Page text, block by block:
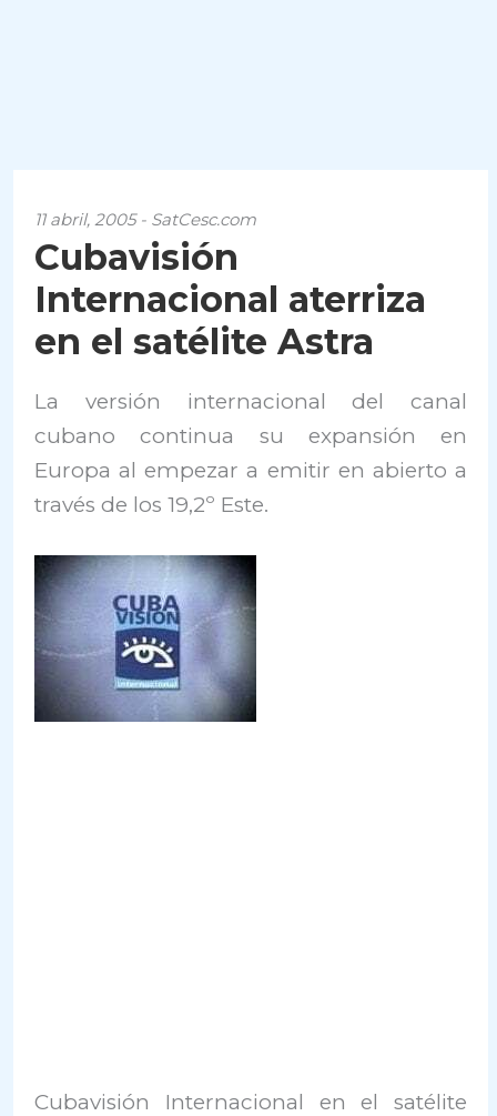
11 abril, 2005 - SatCesc.com
Cubavisión
Internacional aterriza
en el satélite Astra
La versión internacional del canal
cubano continua su expansión en
Europa al empezar a emitir en abierto a
través de los 19,2º Este.
Cubavisión Internacional en el satélite